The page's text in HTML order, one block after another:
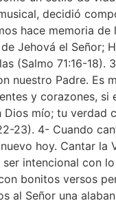
decidió
hace memoria
Jehová el Señor;
(Salmo 71:16-
nuestro Padre. Es
y corazones,
Dios mío; tu verdad
23). 4- Cuando
hoy. Cantar la
intencional con
bonitos versos
al Señor una